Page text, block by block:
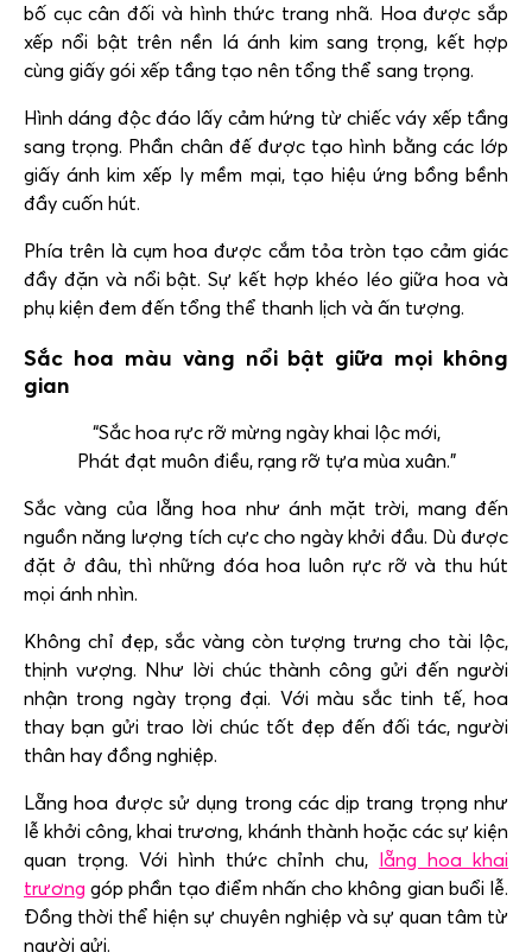
bố cục cân đối và hình thức trang nhã. Hoa được sắp
xếp nổi bật trên nền lá ánh kim sang trọng, kết hợp
cùng giấy gói xếp tầng tạo nên tổng thể sang trọng.
Hình dáng độc đáo lấy cảm hứng từ chiếc váy xếp tầng
sang trọng. Phần chân đế được tạo hình bằng các lớp
giấy ánh kim xếp ly mềm mại, tạo hiệu ứng bồng bềnh
đầy cuốn hút.
Phía trên là cụm hoa được cắm tỏa tròn tạo cảm giác
đầy đặn và nổi bật. Sự kết hợp khéo léo giữa hoa và
phụ kiện đem đến tổng thể thanh lịch và ấn tượng.
Sắc hoa màu vàng nổi bật giữa mọi không
gian
“Sắc hoa rực rỡ mừng ngày khai lộc mới,
Phát đạt muôn điều, rạng rỡ tựa mùa xuân.”
Sắc vàng của lẵng hoa như ánh mặt trời, mang đến
nguồn năng lượng tích cực cho ngày khởi đầu. Dù được
đặt ở đâu, thì những đóa hoa luôn rực rỡ và thu hút
mọi ánh nhìn.
Không chỉ đẹp, sắc vàng còn tượng trưng cho tài lộc,
thịnh vượng. Như lời chúc thành công gửi đến người
nhận trong ngày trọng đại. Với màu sắc tinh tế, hoa
thay bạn gửi trao lời chúc tốt đẹp đến đối tác, người
thân hay đồng nghiệp.
Lẵng hoa được sử dụng trong các dịp trang trọng như
lễ khởi công, khai trương, khánh thành hoặc các sự kiện
quan trọng. Với hình thức chỉnh chu, lẵng hoa khai
trương góp phần tạo điểm nhấn cho không gian buổi lễ.
Đồng thời thể hiện sự chuyên nghiệp và sự quan tâm từ
người gửi.